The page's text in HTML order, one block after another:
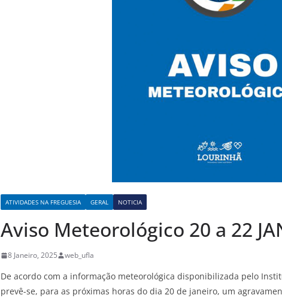
ATIVIDADES NA FREGUESIA GERAL NOTICIA
Aviso Meteorológico 20 a 22
8 Janeiro, 2025 web_ufla
De acordo com a informação meteorológica disponibilizada pelo
prevê-se, para as próximas horas do dia 20 de janeiro, um